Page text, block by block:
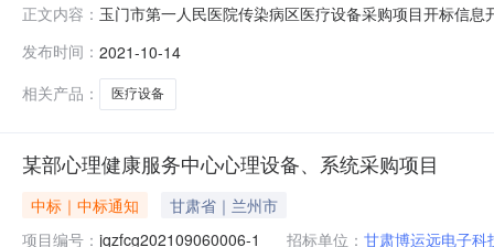
正文内容： 玉门市第一人民医院传染病区医疗设备采购项目开标信
1307000.002甘肃华大新业生物技术有限公司
发布时间： 2021-10-14
相关产品：
医疗设备
某部心理健康服务中心心理设备、系统采购项目
中标｜中标通知
甘肃省｜兰州市
项目编号： jqzfcg202109060006-1 招标单位： 甘肃博运远电子科